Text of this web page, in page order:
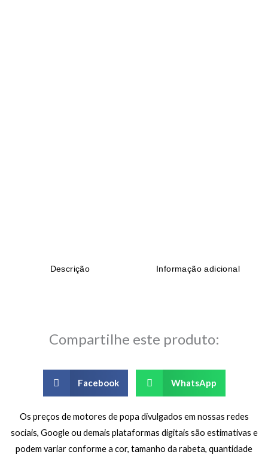
Descrição Informação adicional
Compartilhe este produto:
Facebook WhatsApp
Os preços de motores de popa divulgados em nossas redes
sociais, Google ou demais plataformas digitais são estimativas e
podem variar conforme a cor, tamanho da rabeta, quantidade